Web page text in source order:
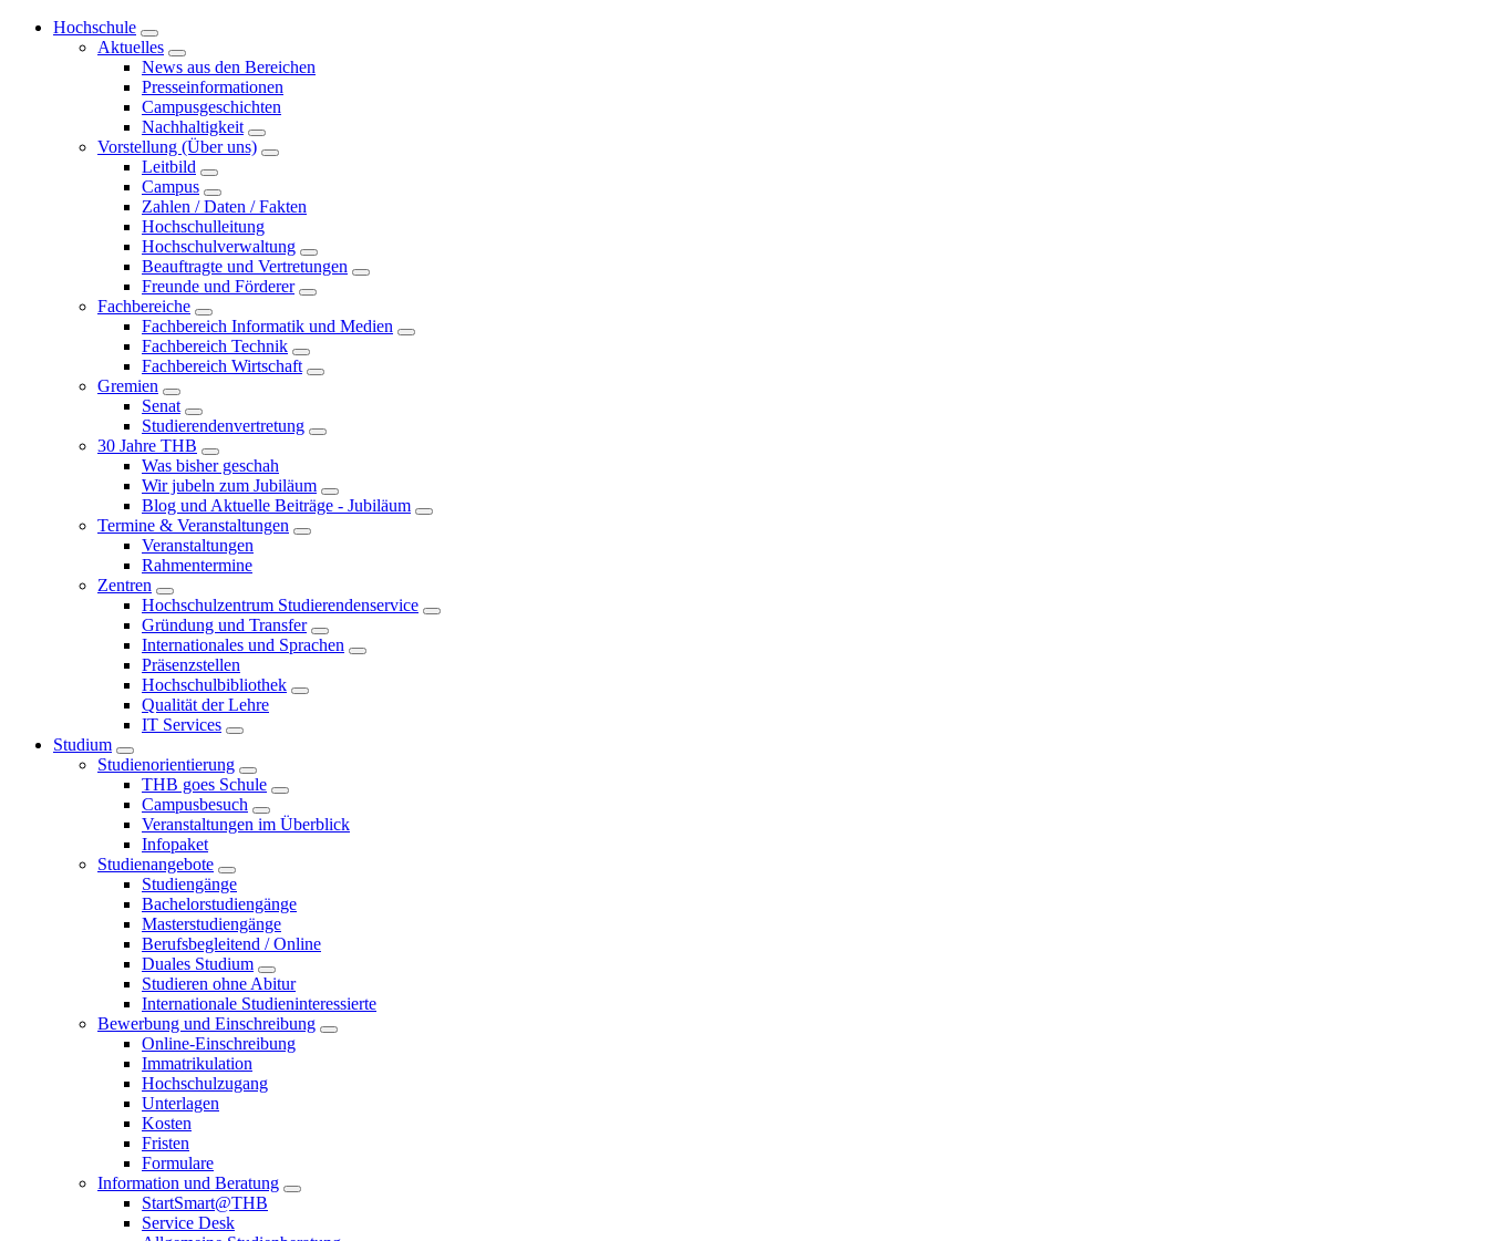
Hochschule
Aktuelles
News aus den Bereichen
Presseinformationen
Campusgeschichten
Nachhaltigkeit
Vorstellung (Über uns)
Leitbild
Campus
Zahlen / Daten / Fakten
Hochschulleitung
Hochschulverwaltung
Beauftragte und Vertretungen
Freunde und Förderer
Fachbereiche
Fachbereich Informatik und Medien
Fachbereich Technik
Fachbereich Wirtschaft
Gremien
Senat
Studierendenvertretung
30 Jahre THB
Was bisher geschah
Wir jubeln zum Jubiläum
Blog und Aktuelle Beiträge - Jubiläum
Termine & Veranstaltungen
Veranstaltungen
Rahmentermine
Zentren
Hochschulzentrum Studierendenservice
Gründung und Transfer
Internationales und Sprachen
Präsenzstellen
Hochschulbibliothek
Qualität der Lehre
IT Services
Studium
Studienorientierung
THB goes Schule
Campusbesuch
Veranstaltungen im Überblick
Infopaket
Studienangebote
Studiengänge
Bachelorstudiengänge
Masterstudiengänge
Berufsbegleitend / Online
Duales Studium
Studieren ohne Abitur
Internationale Studieninteressierte
Bewerbung und Einschreibung
Online-Einschreibung
Immatrikulation
Hochschulzugang
Unterlagen
Kosten
Fristen
Formulare
Information und Beratung
StartSmart@THB
Service Desk